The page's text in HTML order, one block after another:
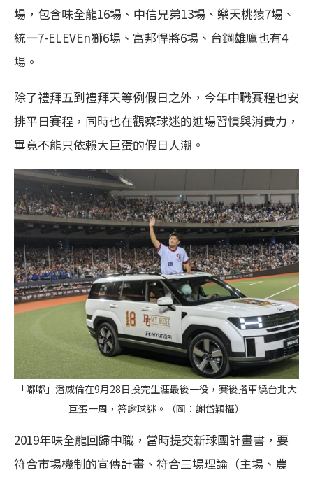
場，包含味全龍16場、中信兄弟13場、樂天桃猿7場、
統一7-ELEVEn獅6場、富邦悍將6場、台鋼雄鷹也有4
場。
除了禮拜五到禮拜天等例假日之外，今年中職賽程也安
排平日賽程，同時也在觀察球迷的進場習慣與消費力，
畢竟不能只依賴大巨蛋的假日人潮。
「嘟嘟」潘威倫在9月28日投完生涯最後一役，賽後搭車繞台北大
巨蛋一周，答謝球迷。（圖：謝岱穎攝）
2019年味全龍回歸中職，當時提交新球團計畫書，要
符合市場機制的宣傳計畫、符合三場理論（主場、農